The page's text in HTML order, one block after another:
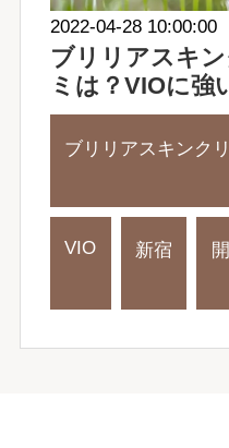
2022-04-28 10:00:00
ブリリアスキ
ミは？VIOに強
ブリリアスキンク
VIO 新宿